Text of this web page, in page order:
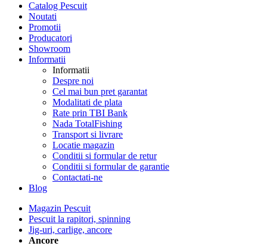
Catalog Pescuit
Noutati
Promotii
Producatori
Showroom
Informatii
Informatii
Despre noi
Cel mai bun pret garantat
Modalitati de plata
Rate prin TBI Bank
Nada TotalFishing
Transport si livrare
Locatie magazin
Conditii si formular de retur
Conditii si formular de garantie
Contactati-ne
Blog
Magazin Pescuit
Pescuit la rapitori, spinning
Jig-uri, carlige, ancore
Ancore